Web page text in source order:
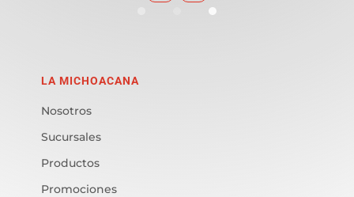
LA MICHOACANA
Nosotros
Sucursales
Productos
Promociones